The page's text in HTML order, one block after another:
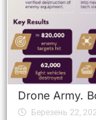
Drone Army.
Березень 22,